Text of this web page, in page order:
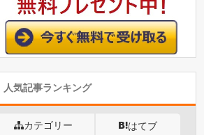
人気記事ランキング
カテゴリー はてブ